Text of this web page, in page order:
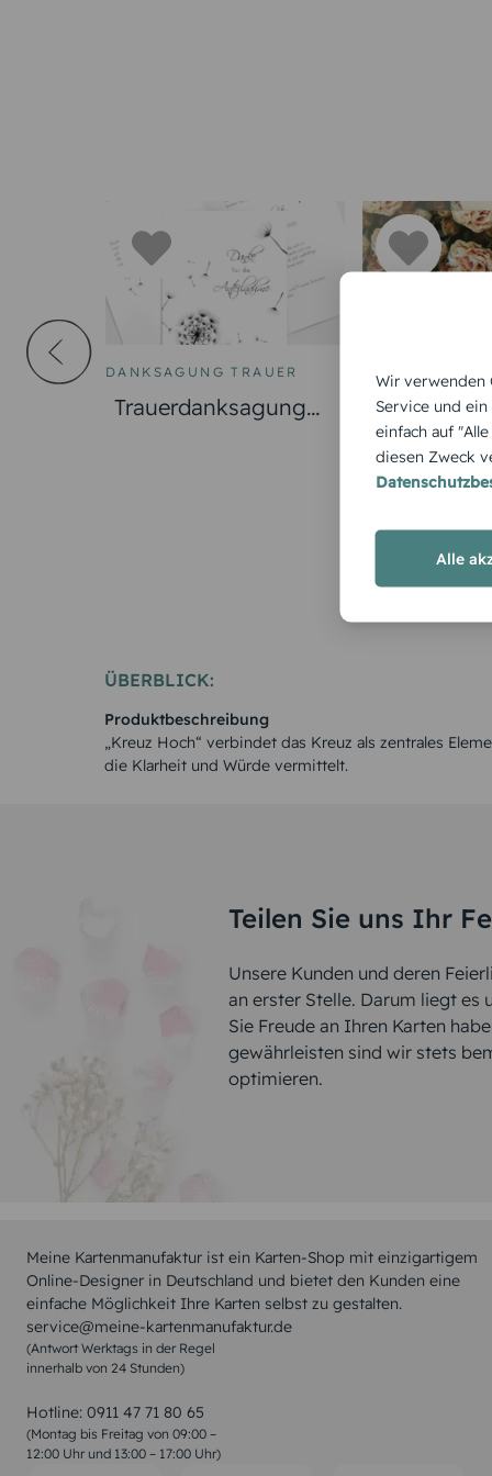
DANKSAGUNG TRAUER
Trauerdanksagung
DANKSAGUNG
Trauer
ÜBERBLICK:
Produktbeschreibung
„Kreuz Hoch“ verbindet das Kreuz als zentrales
die Klarheit und Würde vermittelt.
Teilen Sie uns Ihr
Unsere Kunden und deren
an erster Stelle. Darum liegt es
Sie Freude an Ihren Karten
gewährleisten sind wir stets
optimieren.
Meine Kartenmanufaktur ist ein Karten-Shop mit einzigartigem
Online-Designer in Deutschland und bietet den Kunden eine
einfache Möglichkeit Ihre Karten selbst zu gestalten.
service@meine-kartenmanufaktur.de
(Antwort Werktags in der Regel
innerhalb von 24 Stunden)
Hotline: 0911 47 71 80 65
(Montag bis Freitag von 09:00 –
12:00 Uhr und 13:00 – 17:00 Uhr)
Wir verwenden
Service und
einfach auf
diesen Zweck
Alle